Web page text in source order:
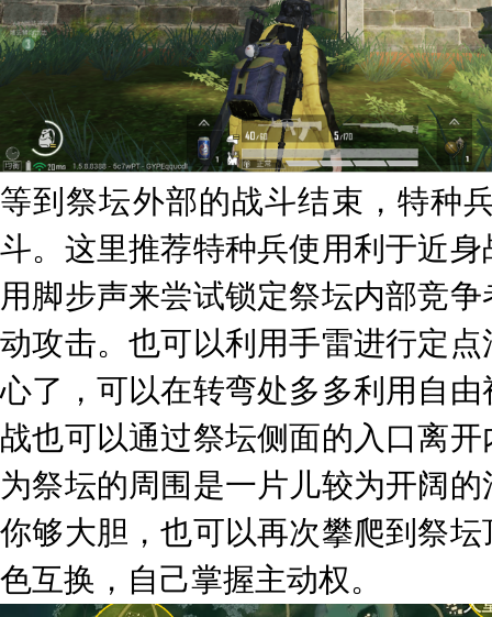
等到祭坛外部的战斗结束，特种
斗。这里推荐特种兵使用利于近
用脚步声来尝试锁定祭坛内部竞
动攻击。也可以利用手雷进行定
心了，可以在转弯处多多利用自
战也可以通过祭坛侧面的入口离
为祭坛的周围是一片儿较为开阔
你够大胆，也可以再次攀爬到祭
色互换，自己掌握主动权。